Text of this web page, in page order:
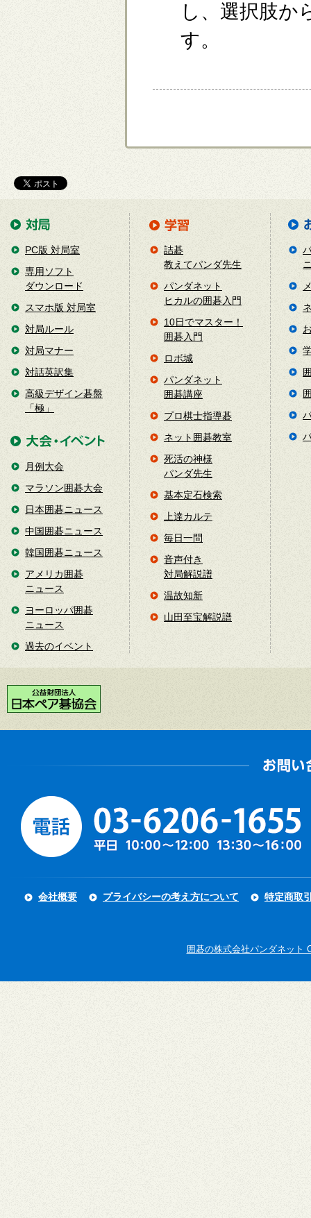
し、選択肢か
す。
PC版 対局室
専用ソフト
ダウンロード
スマホ版 対局室
対局ルール
対局マナー
対話英訳集
高級デザイン碁盤
「極」
月例大会
マラソン囲碁大会
日本囲碁ニュース
中国囲碁ニュース
韓国囲碁ニュース
アメリカ囲碁
ニュース
ヨーロッパ囲碁
ニュース
過去のイベント
詰碁
教えてパンダ先生
パンダネット
ヒカルの囲碁入門
10日でマスター！
囲碁入門
ロボ城
パンダネット
囲碁講座
プロ棋士指導碁
ネット囲碁教室
死活の神様
パンダ先生
基本定石検索
上達カルテ
毎日一問
音声付き
対局解説譜
温故知新
山田至宝解説譜
会社概要 プライバシーの考え方について 特定商取
囲碁の株式会社パンダネット